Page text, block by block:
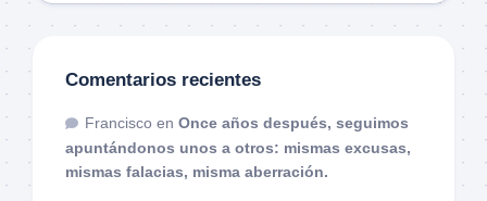
Comentarios recientes
Francisco en Once años después, seguimos
apuntándonos unos a otros: mismas excusas,
mismas falacias, misma aberración.